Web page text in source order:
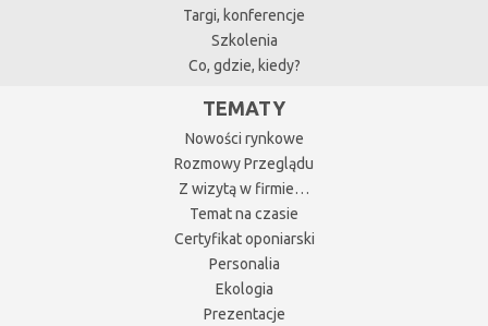
Targi, konferencje
Szkolenia
Co, gdzie, kiedy?
TEMATY
Nowości rynkowe
Rozmowy Przeglądu
Z wizytą w firmie…
Temat na czasie
Certyfikat oponiarski
Personalia
Ekologia
Prezentacje